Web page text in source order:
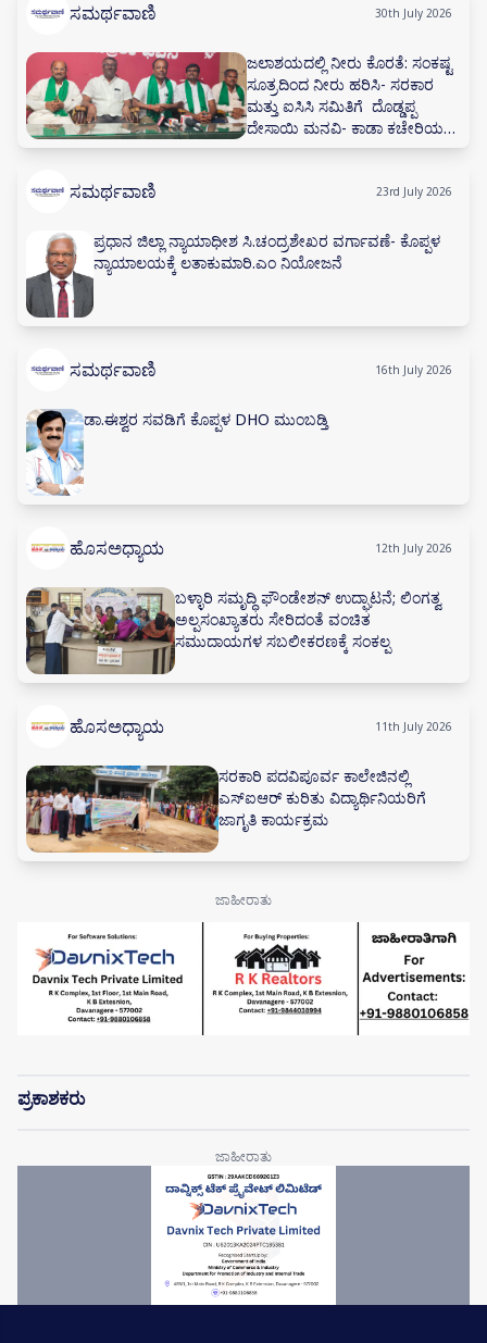
ಸಮರ್ಥವಾಣಿ 30th July 2026
ಜಲಾಶಯದಲ್ಲಿ ನೀರು ಕೊರತೆ: ಸಂಕಷ್ಟ
ಸೂತ್ರದಿಂದ ನೀರು ಹರಿಸಿ- ಸರಕಾರ
ಮತ್ತು ಐಸಿಸಿ ಸಮಿತಿಗೆ ದೊಡ್ಡಪ್ಪ
ದೇಸಾಯಿ ಮನವಿ- ಕಾಡಾ ಕಚೇರಿಯಲ್ಲಿ
ನೀರಾವರಿ ಸಲಹಾ ಸಮಿತಿ ಸಭೆ ನಡೆಸಲು
ಸಮರ್ಥವಾಣಿ 23rd July 2026
ಪ್ರಧಾನ ಜಿಲ್ಲಾ ನ್ಯಾಯಾಧೀಶ ಸಿ.ಚಂದ್ರಶೇಖರ ವರ್ಗಾವಣೆ- ಕೊಪ್ಪಳ
ನ್ಯಾಯಾಲಯಕ್ಕೆ ಲತಾಕುಮಾರಿ.ಎಂ ನಿಯೋಜನೆ
ಸಮರ್ಥವಾಣಿ 16th July 2026
ಡಾ.ಈಶ್ವರ ಸವಡಿಗೆ ಕೊಪ್ಪಳ DHO ಮುಂಬಡ್ತಿ
ಹೊಸಅಧ್ಯಾಯ 12th July 2026
ಬಳ್ಳಾರಿ ಸಮೃದ್ಧಿ ಫೌಂಡೇಶನ್ ಉದ್ಘಾಟನೆ; ಲಿಂಗತ್ವ
ಅಲ್ಪಸಂಖ್ಯಾತರು ಸೇರಿದಂತೆ ವಂಚಿತ
ಸಮುದಾಯಗಳ ಸಬಲೀಕರಣಕ್ಕೆ ಸಂಕಲ್ಪ
ಹೊಸಅಧ್ಯಾಯ 11th July 2026
ಸರಕಾರಿ ಪದವಿಪೂರ್ವ ಕಾಲೇಜಿನಲ್ಲಿ
ಎಸ್‌ಐಆರ್ ಕುರಿತು ವಿದ್ಯಾರ್ಥಿನಿಯರಿಗೆ
ಜಾಗೃತಿ ಕಾರ್ಯಕ್ರಮ
ಪ್ರಕಾಶಕರು